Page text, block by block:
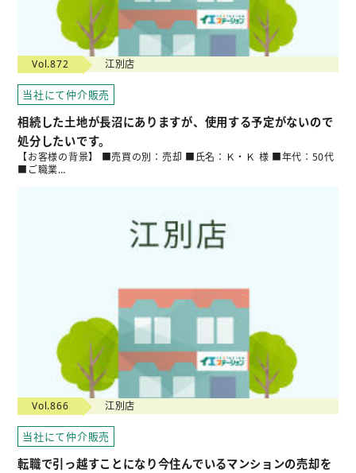
Vol.872 江別店
当社にて仲介販売
相続した土地が長沼にありますが、使用する予定がないので
処分したいです。
【お客様の背景】 ■売買の別：売却 ■氏名：Ｋ・Ｋ 様 ■年代：50代
■ご職業…
Vol.866 江別店
当社にて仲介販売
転職で引っ越すことになり今住んでいるマンションの売却を